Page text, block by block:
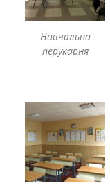
Навчальна
перукарня